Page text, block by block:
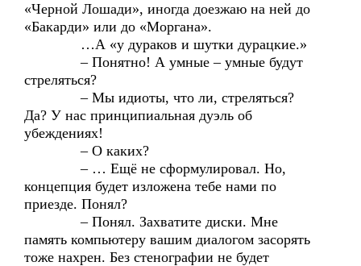
«Черной Лошади», иногда доезжаю на ней до
«Бакарди» или до «Моргана».
…А «у дураков и шутки дурацкие.»
– Понятно! А умные – умные будут
стреляться?
– Мы идиоты, что ли, стреляться?
Да? У нас принципиальная дуэль об
убеждениях!
– О каких?
– … Ещё не сформулировал. Но,
концепция будет изложена тебе нами по
приезде. Понял?
– Понял. Захватите диски. Мне
память компьютеру вашим диалогом засорять
тоже нахрен. Без стенографии не будет